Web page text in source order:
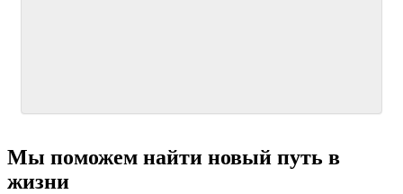
Мы поможем найти новый путь в
жизни